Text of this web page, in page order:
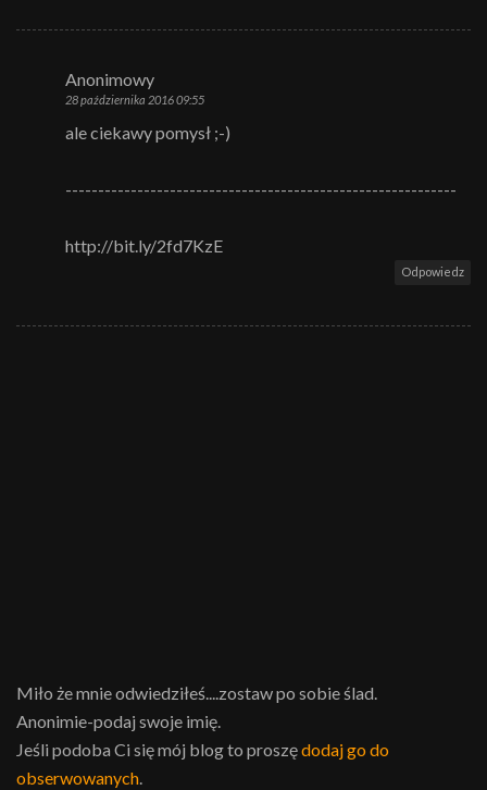
Anonimowy
28 października 2016 09:55
ale ciekawy pomysł ;-)
------------------------------------------------------------
http://bit.ly/2fd7KzE
Odpowiedz
Miło że mnie odwiedziłeś....zostaw po sobie ślad.
Anonimie-podaj swoje imię.
Jeśli podoba Ci się mój blog to proszędodaj go do
obserwowanych